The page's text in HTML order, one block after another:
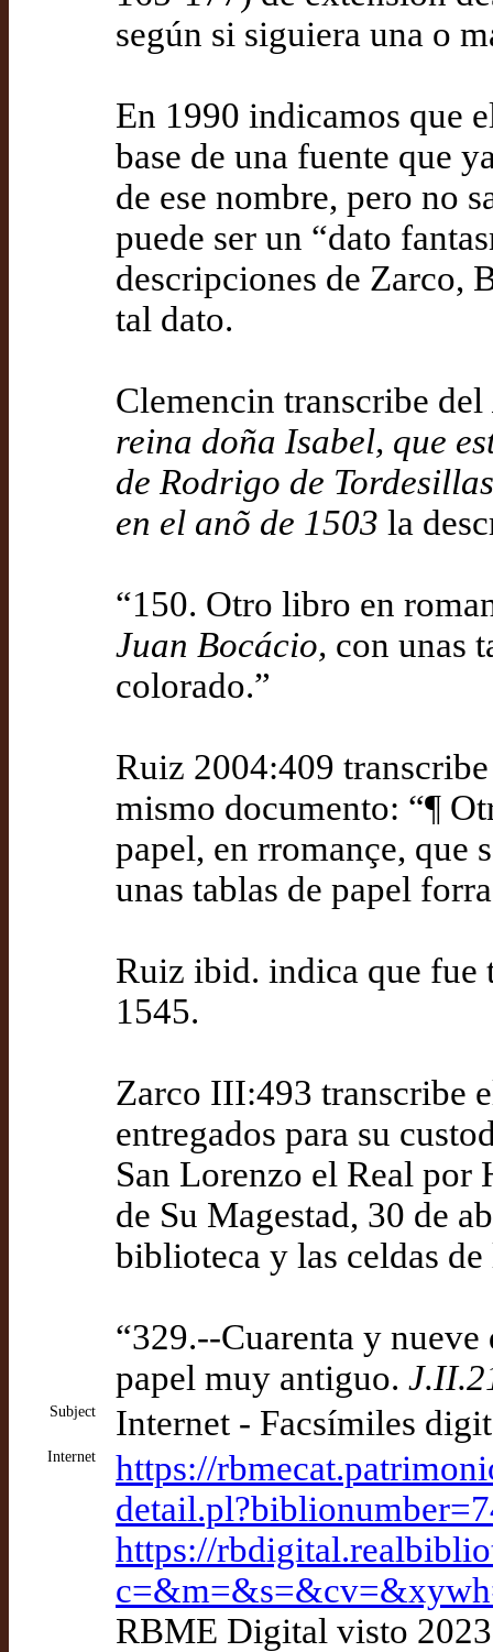
según si siguiera una o
En 1990 indicamos que
base de una fuente que
de ese nombre, pero no
puede ser un “dato
descripciones de Zarco,
tal dato.
Clemencin transcribe del
reina doña Isabel, que
de Rodrigo de
en el anõ de 1503 la
“150. Otro libro en
Juan Bocácio, con unas
colorado.”
Ruiz 2004:409
mismo documento: “¶
papel, en rromançe, que
unas tablas de papel
Ruiz ibid. indica que fue
1545.
Zarco III:493 transcribe
entregados para su
San Lorenzo el Real por
de Su Magestad, 30 de
biblioteca y las celdas
“329.--Cuarenta y nueve
papel muy antiguo.
Subject Internet - Facsímiles
Internet
https://
https://
RBME Digital visto